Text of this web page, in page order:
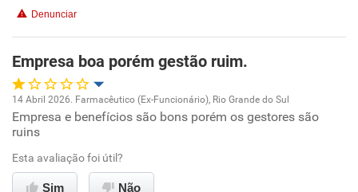
Recomenda a diretoria
Denunciar
Empresa boa porém gestão ruim.
Oportunidade de promoção
Ambiente de trabalho
14 Abril 2026. Farmacêutico (Ex-Funcionário), Rio Grande do Sul
Empresa e benefícios são bons porém os gestores são
ruins
Esta avaliação foi útil?
Sim Não